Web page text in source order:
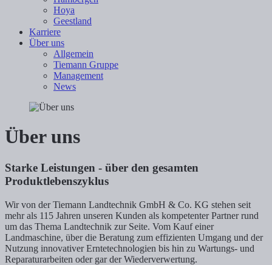
Hoya
Geestland
Karriere
Über uns
Allgemein
Tiemann Gruppe
Management
News
Über uns
Starke Leistungen - über den gesamten
Produktlebenszyklus
Wir von der Tiemann Landtechnik GmbH & Co. KG stehen seit
mehr als 115 Jahren unseren Kunden als kompetenter Partner rund
um das Thema Landtechnik zur Seite. Vom Kauf einer
Landmaschine, über die Beratung zum effizienten Umgang und der
Nutzung innovativer Erntetechnologien bis hin zu Wartungs- und
Reparaturarbeiten oder gar der Wiederverwertung.